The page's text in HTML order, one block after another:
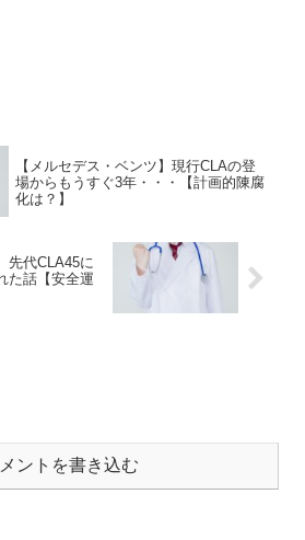
【メルセデス・ベンツ】現行CLAの登
場からもうすぐ3年・・・【計画的陳腐
化は？】
先代CLA45に
た話【安全運
ントを書き込む